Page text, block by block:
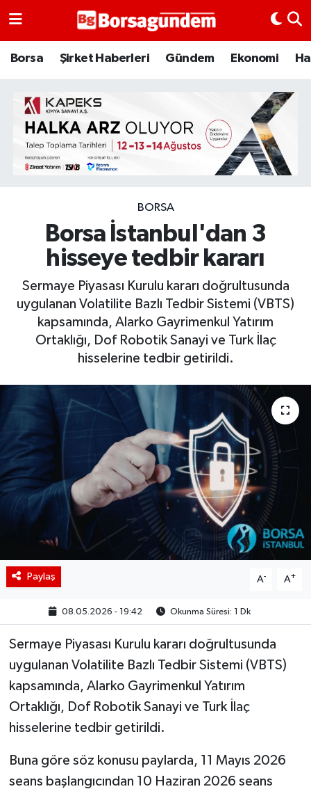
Borsa Şirket Haberleri Gündem Ekonomi
BORSA
Borsa İstanbul'dan 3
hisseye tedbir kararı
Sermaye Piyasası Kurulu kararı doğrultusunda
uygulanan Volatilite Bazlı Tedbir Sistemi (VBTS)
kapsamında, Alarko Gayrimenkul Yatırım
Ortaklığı, Dof Robotik Sanayi ve Turk İlaç
hisselerine tedbir getirildi.
Paylaş A- A+
08.05.2026 - 19:42 Okunma Süresi: 1 Dk
Sermaye Piyasası Kurulu kararı doğrultusunda
uygulanan Volatilite Bazlı Tedbir Sistemi (VBTS)
kapsamında, Alarko Gayrimenkul Yatırım
Ortaklığı, Dof Robotik Sanayi ve Turk İlaç
hisselerine tedbir getirildi.
Buna göre söz konusu paylarda, 11 Mayıs 2026
seans başlangıcından 10 Haziran 2026 seans
Borsa
Emtia
Galeri
Bitcoin
Şirket Haberleri
Borsa Gundem
BIST 100 Isı Haritası
Ekonomik Takvim
Kiripto Para Piyasası
Gizlilik Sözleşmesi
Hakkımızda
İletişim